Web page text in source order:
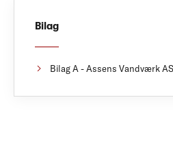
Bilag
Bilag A - Assens Vandværk